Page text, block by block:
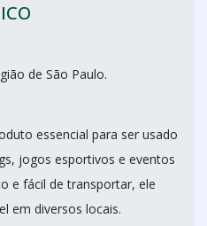
de São Paulo.
essencial para ser usado
jogos esportivos e eventos
e fácil de transportar, ele
em diversos locais.